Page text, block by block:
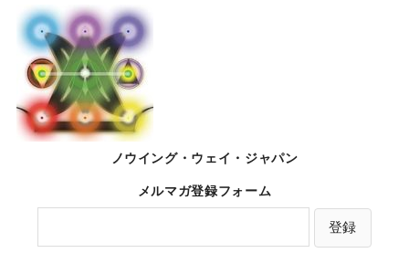
ノウイング・ウェイ・ジャパン
メルマガ登録フォーム